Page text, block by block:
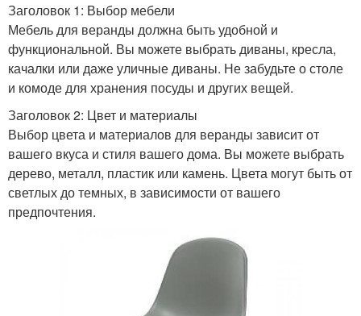
Заголовок 1: Выбор мебели
Мебель для веранды должна быть удобной и
функциональной. Вы можете выбрать диваны, кресла,
качалки или даже уличные диваны. Не забудьте о столе
и комоде для хранения посуды и других вещей.
Заголовок 2: Цвет и материалы
Выбор цвета и материалов для веранды зависит от
вашего вкуса и стиля вашего дома. Вы можете выбрать
дерево, металл, пластик или камень. Цвета могут быть от
светлых до темных, в зависимости от вашего
предпочтения.